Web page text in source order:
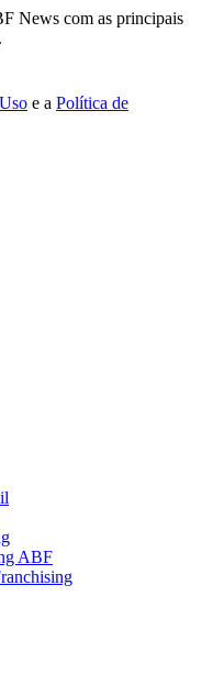
News com as principais
e a Política de
ABF